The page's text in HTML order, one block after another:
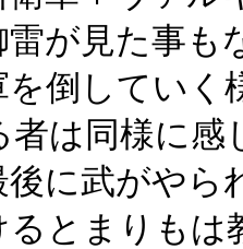
が見た事も
を倒してい
者は同様に感
後に武がや
るとまりも